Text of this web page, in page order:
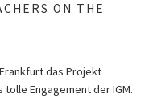
ON THE
das Projekt
tolle Engagement der IGM.